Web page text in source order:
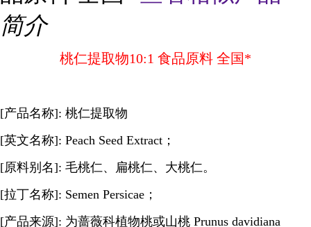
简介
桃仁提取物10:1 食品原料 全国*
[产品名称]: 桃仁提取物
[英文名称]: Peach Seed Extract；
[原料别名]: 毛桃仁、扁桃仁、大桃仁。
[拉丁名称]: Semen Persicae；
[产品来源]: 为蔷薇科植物桃或山桃 Prunus davidiana